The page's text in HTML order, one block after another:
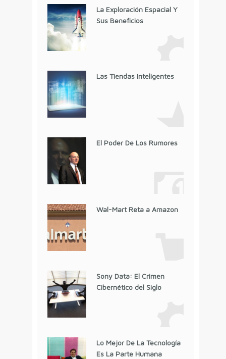
La Exploración Espacial Y
Sus Beneficios
Las Tiendas Inteligentes
El Poder De Los Rumores
Wal-Mart Reta a Amazon
Sony Data: El Crimen
Cibernético del Siglo
Lo Mejor De La Tecnología
Es La Parte Humana